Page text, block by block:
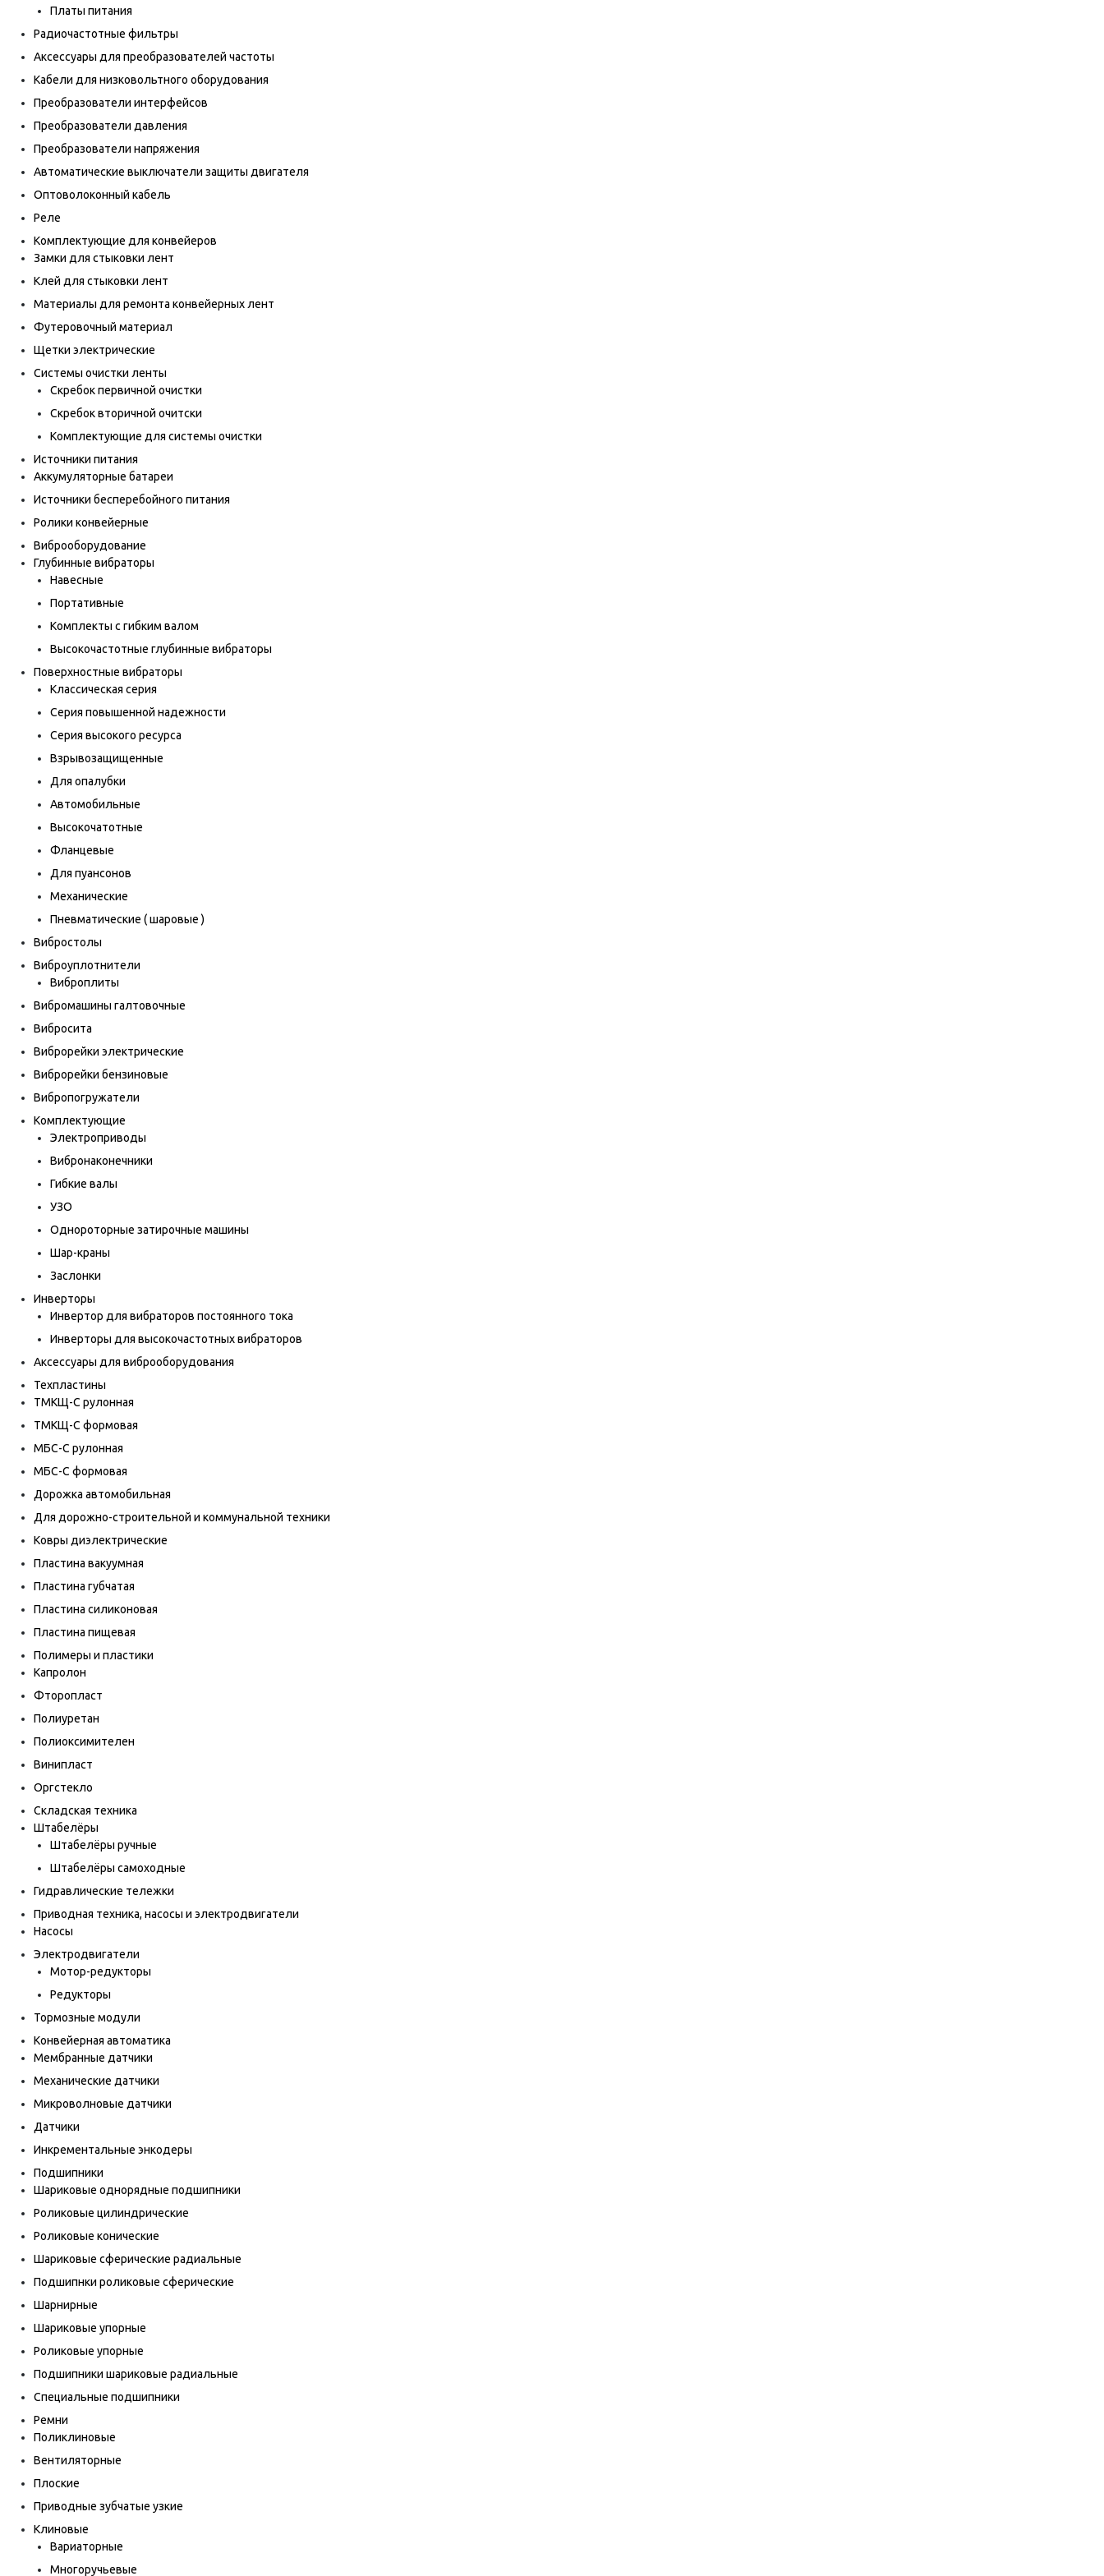
Платы питания
Радиочастотные фильтры
Аксессуары для преобразователей частоты
Кабели для низковольтного оборудования
Преобразователи интерфейсов
Преобразователи давления
Преобразователи напряжения
Автоматические выключатели защиты двигателя
Оптоволоконный кабель
Реле
Комплектующие для конвейеров
Замки для стыковки лент
Клей для стыковки лент
Материалы для ремонта конвейерных лент
Футеровочный материал
Щетки электрические
Системы очистки ленты
Скребок первичной очистки
Скребок вторичной очитски
Комплектующие для системы очистки
Источники питания
Аккумуляторные батареи
Источники бесперебойного питания
Ролики конвейерные
Виброоборудование
Глубинные вибраторы
Навесные
Портативные
Комплекты с гибким валом
Высокочастотные глубинные вибраторы
Поверхностные вибраторы
Классическая серия
Серия повышенной надежности
Серия высокого ресурса
Взрывозащищенные
Для опалубки
Автомобильные
Высокочатотные
Фланцевые
Для пуансонов
Механические
Пневматические ( шаровые )
Вибростолы
Виброуплотнители
Виброплиты
Вибромашины галтовочные
Вибросита
Виброрейки электрические
Виброрейки бензиновые
Вибропогружатели
Комплектующие
Электроприводы
Вибронаконечники
Гибкие валы
УЗО
Однороторные затирочные машины
Шар-краны
Заслонки
Инверторы
Инвертор для вибраторов постоянного тока
Инверторы для высокочастотных вибраторов
Аксессуары для виброоборудования
Техпластины
ТМКЩ-С рулонная
ТМКЩ-С формовая
МБС-С рулонная
МБС-С формовая
Дорожка автомобильная
Для дорожно-строительной и коммунальной техники
Ковры диэлектрические
Пластина вакуумная
Пластина губчатая
Пластина силиконовая
Пластина пищевая
Полимеры и пластики
Капролон
Фторопласт
Полиуретан
Полиоксимителен
Винипласт
Оргстекло
Складская техника
Штабелёры
Штабелёры ручные
Штабелёры самоходные
Гидравлические тележки
Приводная техника, насосы и электродвигатели
Насосы
Электродвигатели
Мотор-редукторы
Редукторы
Тормозные модули
Конвейерная автоматика
Мембранные датчики
Механические датчики
Микроволновые датчики
Датчики
Инкрементальные энкодеры
Подшипники
Шариковые однорядные подшипники
Роликовые цилиндрические
Роликовые конические
Шариковые сферические радиальные
Подшипнки роликовые сферические
Шарнирные
Шариковые упорные
Роликовые упорные
Подшипники шариковые радиальные
Специальные подшипники
Ремни
Поликлиновые
Вентиляторные
Плоские
Приводные зубчатые узкие
Клиновые
Вариаторные
Многоручьевые